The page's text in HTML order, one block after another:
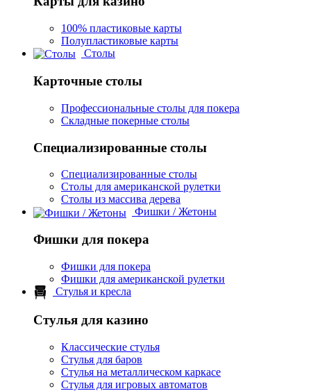
100% пластиковые карты
Полупластиковые карты
Столы
Карточные столы
Профессиональные столы для покера
Складные покерные столы
Специализированные столы
Специализированные столы
Столы для американской рулетки
Столы из массива дерева
Фишки / Жетоны
Фишки для покера
Фишки для покера
Фишки для американской рулетки
Стулья и кресла
Стулья для казино
Классические стулья
Стулья для баров
Стулья на металлическом каркасе
Стулья для игровых автоматов